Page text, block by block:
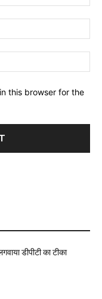
this browser for the
डीपीटी का टीका